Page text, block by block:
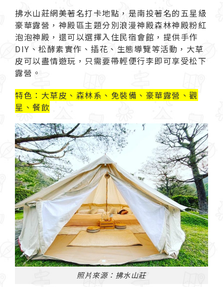
拂水山莊網美著名打卡地點，是南投著名的五星級
豪華露營，神殿區主題分別浪漫神殿森林神殿粉紅
泡泡神殿，還可以選擇入住民宿會館，提供手作
DIY、松酵素實作、插花、生態導覽等活動，大草
皮可以盡情遊玩，只需要帶輕便行李即可享受松下
露營。
特色：大草皮、森林系、免裝備、豪華露營、觀
星、餐飲
照片來源：拂水山莊